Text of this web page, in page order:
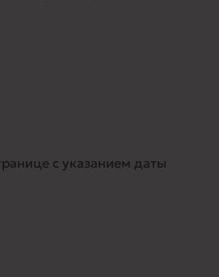
с указанием даты